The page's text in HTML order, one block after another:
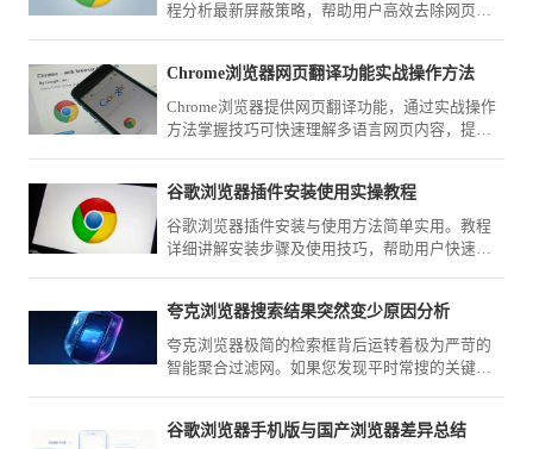
程分析最新屏蔽策略，帮助用户高效去除网页广
Chrome浏览器网页翻译功能实战操作方法
Chrome浏览器提供网页翻译功能，通过实战操作
方法掌握技巧可快速理解多语言网页内容，提高
谷歌浏览器插件安装使用实操教程
谷歌浏览器插件安装与使用方法简单实用。教程
详细讲解安装步骤及使用技巧，帮助用户快速掌
夸克浏览器搜索结果突然变少原因分析
夸克浏览器极简的检索框背后运转着极为严苛的
智能聚合过滤网。如果您发现平时常搜的关键词
识别算法的判定边界，并分享能够打破信息孤岛
谷歌浏览器手机版与国产浏览器差异总结